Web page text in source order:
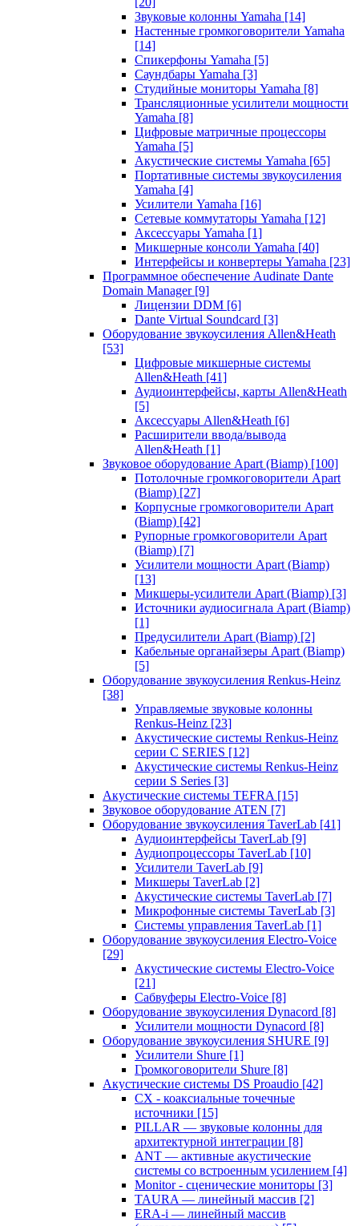
Звуковые колонны Yamaha [14]
Настенные громкоговорители Yamaha
[14]
Спикерфоны Yamaha [5]
Саундбары Yamaha [3]
Студийные мониторы Yamaha [8]
Трансляционные усилители мощности
Yamaha [8]
Цифровые матричные процессоры
Yamaha [5]
Акустические системы Yamaha [65]
Портативные системы звукоусиления
Yamaha [4]
Усилители Yamaha [16]
Сетевые коммутаторы Yamaha [12]
Аксессуары Yamaha [1]
Микшерные консоли Yamaha [40]
Интерфейсы и конвертеры Yamaha [23]
Программное обеспечение Audinate Dante
Domain Manager [9]
Лицензии DDM [6]
Dante Virtual Soundcard [3]
Оборудование звукоусиления Allen&Heath
[53]
Цифровые микшерные системы
Allen&Heath [41]
Аудиоинтерфейсы, карты Allen&Heath
[5]
Аксессуары Allen&Heath [6]
Расширители ввода/вывода
Allen&Heath [1]
Звуковое оборудование Apart (Biamp) [100]
Потолочные громкоговорители Apart
(Biamp) [27]
Корпусные громкоговорители Apart
(Biamp) [42]
Рупорные громкоговорители Apart
(Biamp) [7]
Усилители мощности Apart (Biamp)
[13]
Микшеры-усилители Apart (Biamp) [3]
Источники аудиосигнала Apart (Biamp)
[1]
Предусилители Apart (Biamp) [2]
Кабельные органайзеры Apart (Biamp)
[5]
Оборудование звукоусиления Renkus-Heinz
[38]
Управляемые звуковые колонны
Renkus-Heinz [23]
Акустические системы Renkus-Heinz
серии C SERIES [12]
Акустические системы Renkus-Heinz
серии S Series [3]
Акустические системы TEFRA [15]
Звуковое оборудование ATEN [7]
Оборудование звукоусиления TaverLab [41]
Аудиоинтерфейсы TaverLab [9]
Аудиопроцессоры TaverLab [10]
Усилители TaverLab [9]
Микшеры TaverLab [2]
Акустические системы TaverLab [7]
Микрофонные системы TaverLab [3]
Системы управления TaverLab [1]
Оборудование звукоусиления Electro-Voice
[29]
Акустические системы Electro-Voice
[21]
Сабвуферы Electro-Voice [8]
Оборудование звукоусиления Dynacord [8]
Усилители мощности Dynacord [8]
Оборудование звукоусиления SHURE [9]
Усилители Shure [1]
Громкоговорители Shure [8]
Акустические системы DS Proaudio [42]
CX - коаксиальные точечные
источники [15]
PILLAR — звуковые колонны для
архитектурной интеграции [8]
ANT — активные акустические
системы со встроенным усилением [4]
Monitor - сценические мониторы [3]
TAURA — линейный массив [2]
ERA-i — линейный массив